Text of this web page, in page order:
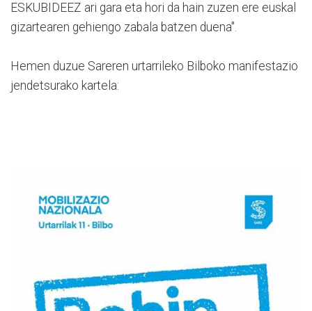
ESKUBIDEEZ ari gara eta hori da hain zuzen ere euskal
gizartearen gehiengo zabala batzen duena".
Hemen duzue Sareren urtarrileko Bilboko manifestazio
jendetsurako kartela: